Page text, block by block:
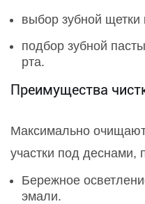
выбор зубной щетки
подбор зубной
рта.
Преимущества
Максимально
участки под деснами,
Бережное
эмали.